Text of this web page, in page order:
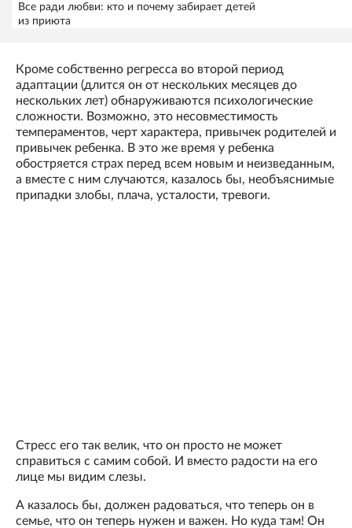
Все ради любви: кто и почему забирает детей
из приюта
Кроме собственно регресса во второй период
адаптации (длится он от нескольких месяцев до
нескольких лет) обнаруживаются психологические
сложности. Возможно, это несовместимость
темпераментов, черт характера, привычек родителей и
привычек ребенка. В это же время у ребенка
обостряется страх перед всем новым и неизведанным,
а вместе с ним случаются, казалось бы, необъяснимые
припадки злобы, плача, усталости, тревоги.
Стресс его так велик, что он просто не может
справиться с самим собой. И вместо радости на его
лице мы видим слезы.
А казалось бы, должен радоваться, что теперь он в
семье, что он теперь нужен и важен. Но куда там! Он